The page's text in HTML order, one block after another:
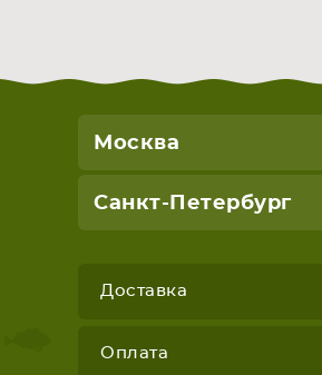
Москва
Санкт-Петербург
Доставка
Оплата